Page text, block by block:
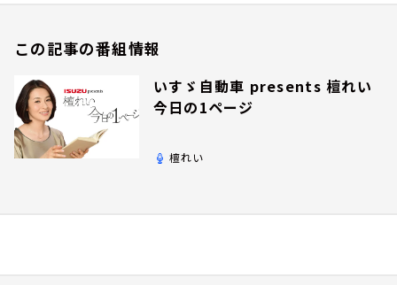
この記事の番組情報
いすゞ自動車 presents 檀れい
今日の1ページ
檀れい